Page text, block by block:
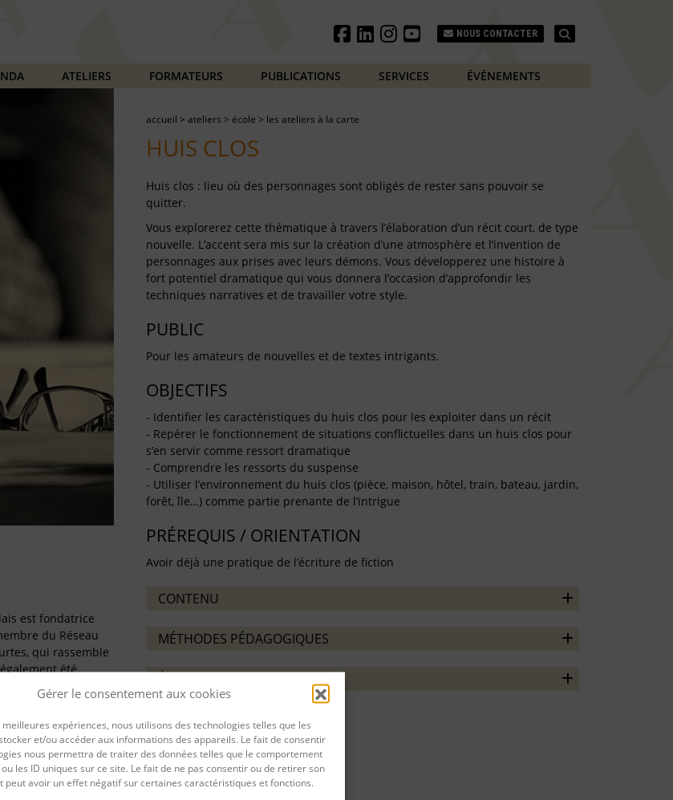
Gérer le consentement aux cookies
expériences, nous utilisons des technologies telles que les
et/ou accéder aux informations des appareils. Le fait de consentir
nous permettra de traiter des données telles que le comportement
les ID uniques sur ce site. Le fait de ne pas consentir ou de retirer son
peut avoir un effet négatif sur certaines caractéristiques et fonctions.
NOUS CONTACTER
ATELIERS FORMATEURS PUBLICATIONS SERVICES ÉVÉNEMENTS
est fondatrice
du Réseau
qui rassemble
été
de nouvelles 24
accueil > ateliers > école > les ateliers à la carte
HUIS CLOS
Huis clos : lieu où des personnages sont obligés de rester sans pouvoir se
quitter.
Vous explorerez cette thématique à travers l’élaboration d’un récit court, de type
nouvelle. L’accent sera mis sur la création d’une atmosphère et l’invention de
personnages aux prises avec leurs démons. Vous développerez une histoire à
fort potentiel dramatique qui vous donnera l’occasion d’approfondir les
techniques narratives et de travailler votre style.
PUBLIC
Pour les amateurs de nouvelles et de textes intrigants.
OBJECTIFS
- Identifier les caractéristiques du huis clos pour les exploiter dans un récit
- Repérer le fonctionnement de situations conflictuelles dans un huis clos pour
s’en servir comme ressort dramatique
- Comprendre les ressorts du suspense
- Utiliser l’environnement du huis clos (pièce, maison, hôtel, train, bateau, jardin,
forêt, île…) comme partie prenante de l’intrigue
PRÉREQUIS / ORIENTATION
Avoir déjà une pratique de l’écriture de fiction
CONTENU
MÉTHODES PÉDAGOGIQUES